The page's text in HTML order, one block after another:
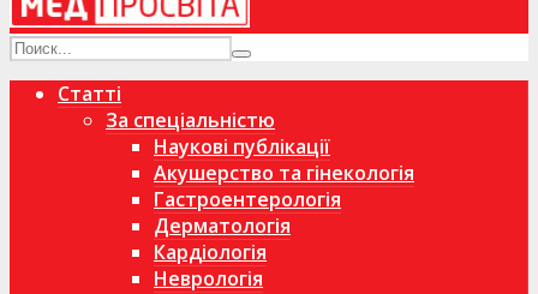
Статті
За спеціальністю
Наукові публікації
Акушерство та гінекологія
Гастроентерологія
Дерматологія
Кардіологія
Неврологія